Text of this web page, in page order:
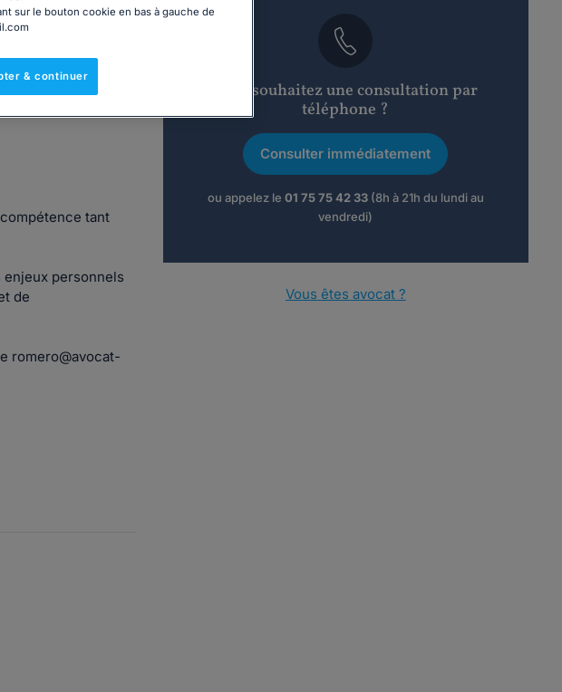
tant
personnels
de
romero@avocat-
Vous souhaitez une consultation par
téléphone ?
Consulter immédiatement
ou appelez le 01 75 75 42 33(8h à 21h du lundi au
vendredi)
Vous êtes avocat ?
sur le bouton cookie en bas à gauche de
& continuer